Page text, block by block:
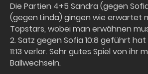
Die Partien 4+5 Sandra (gegen
(gegen Linda) gingen wie erwartet
Topstars, wobei man erwähnen
2. Satz gegen Sofia 10:8 geführt
11:13 verlor. Sehr gutes Spiel von ihr
Ballwechseln.